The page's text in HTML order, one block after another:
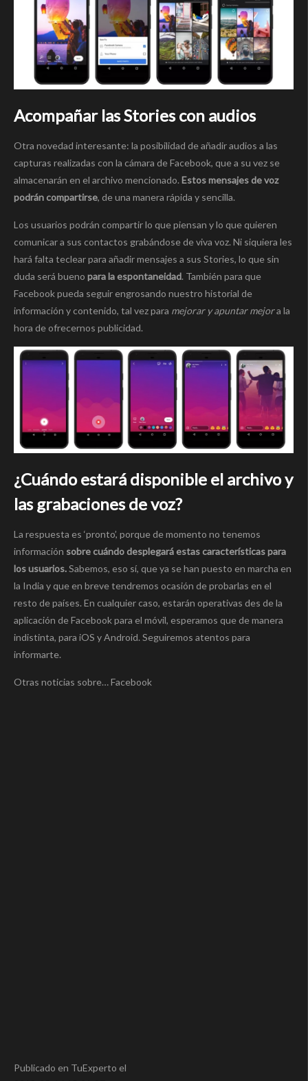
Acompañar las Stories con audios
Otra novedad interesante: la posibilidad de añadir audios a las
capturas realizadas con la cámara de Facebook, que a su vez se
almacenarán en el archivo mencionado. Estos mensajes de voz
podrán compartirse, de una manera rápida y sencilla.
Los usuarios podrán compartir lo que piensan y lo que quieren
comunicar a sus contactos grabándose de viva voz. Ni siquiera les
hará falta teclear para añadir mensajes a sus Stories, lo que sin
duda será bueno para la espontaneidad. También para que
Facebook pueda seguir engrosando nuestro historial de
información y contenido, tal vez para mejorar y apuntar mejora la
hora de ofrecernos publicidad.
¿Cuándo estará disponible el archivo y
las grabaciones de voz?
La respuesta es ‘pronto’, porque de momento no tenemos
información sobre cuándo desplegará estas características para
los usuarios.Sabemos, eso sí, que ya se han puesto en marcha en
la India y que en breve tendremos ocasión de probarlas en el
resto de países. En cualquier caso, estarán operativas des de la
aplicación de Facebook para el móvil, esperamos que de manera
indistinta, para iOS y Android. Seguiremos atentos para
informarte.
Otras noticias sobre… Facebook
Publicado en TuExperto el